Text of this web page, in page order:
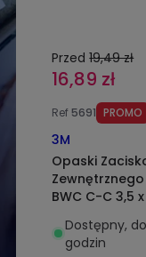
Przed 19,49 zł
16,89 zł
Ref 5691 PROMO
3M
Opaski
Zewnętrznego
BWC C-C 3,5
Dostępny,
godzin